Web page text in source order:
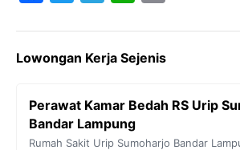
e
o
t
e
e
r
a
t
A
y
i
Lowongan Kerja Sejenis
Perawat Kamar Bedah RS Urip
Bandar Lampung
Rumah Sakit Urip Sumoharjo Bandar